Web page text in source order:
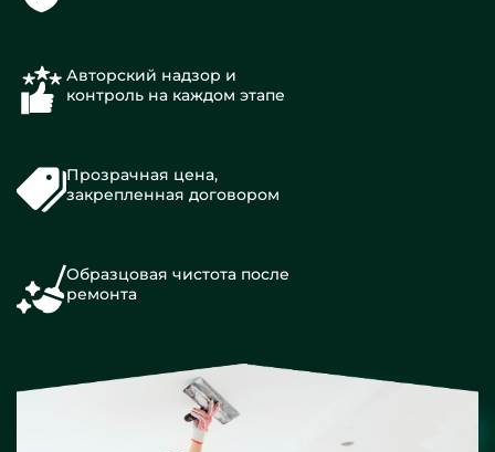
Авторский надзор и
контроль на каждом этапе
Прозрачная цена,
закрепленная договором
Образцовая чистота после
ремонта